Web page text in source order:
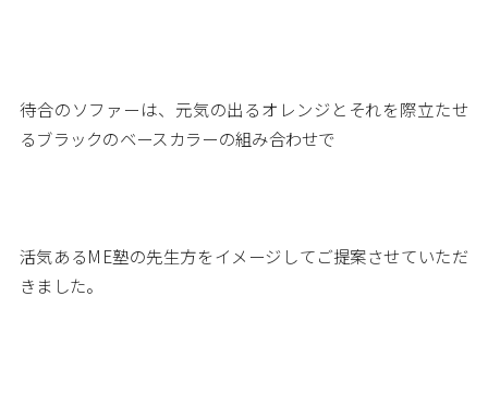
待合のソファーは、元気の出るオレンジとそれを際立たせ
るブラックのベースカラーの組み合わせで
活気あるME塾の先生方をイメージしてご提案させていただ
きました。